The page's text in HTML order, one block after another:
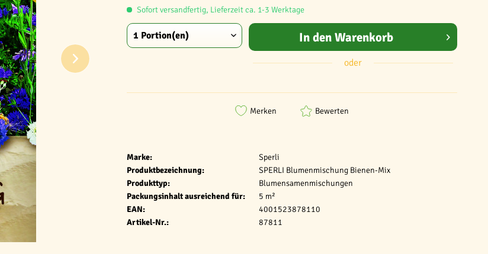
Marke:
Sperli
Produktbezeichnung:
SPERLI Blumenmischung Bienen-Mix
Produkttyp:
Blumensamenmischungen
Packungsinhalt ausreichend für:
5 m²
EAN:
4001523878110
Artikel-Nr.:
87811
Sofort versandfertig, Lieferzeit ca. 1-3 Werktage
In den Warenkorb
oder
Merken Bewerten